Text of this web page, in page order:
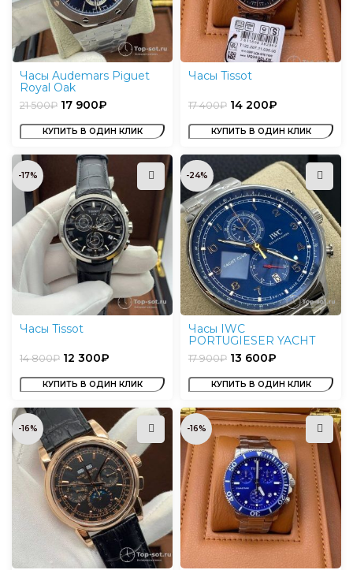
Часы Audemars Piguet
Royal Oak
21 500₽ 17 900₽
КУПИТЬ В ОДИН КЛИК
Часы Tissot
17 400₽ 14 200₽
КУПИТЬ В ОДИН КЛИК
-17%
Часы Tissot
14 800₽ 12 300₽
КУПИТЬ В ОДИН КЛИК
-24%
Часы IWC
PORTUGIESER YACHT
CLUB
17 900₽ 13 600₽
КУПИТЬ В ОДИН КЛИК
-16% -16%